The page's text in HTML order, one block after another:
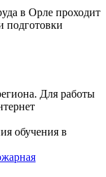
в Орле проходит
подготовки
Для работы
обучения в